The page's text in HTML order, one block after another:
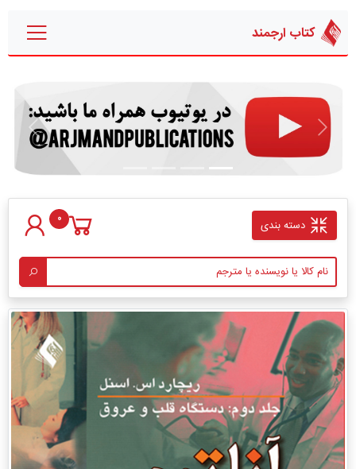
کتاب ارجمند
قبلی بعدی
دسته بندی 0